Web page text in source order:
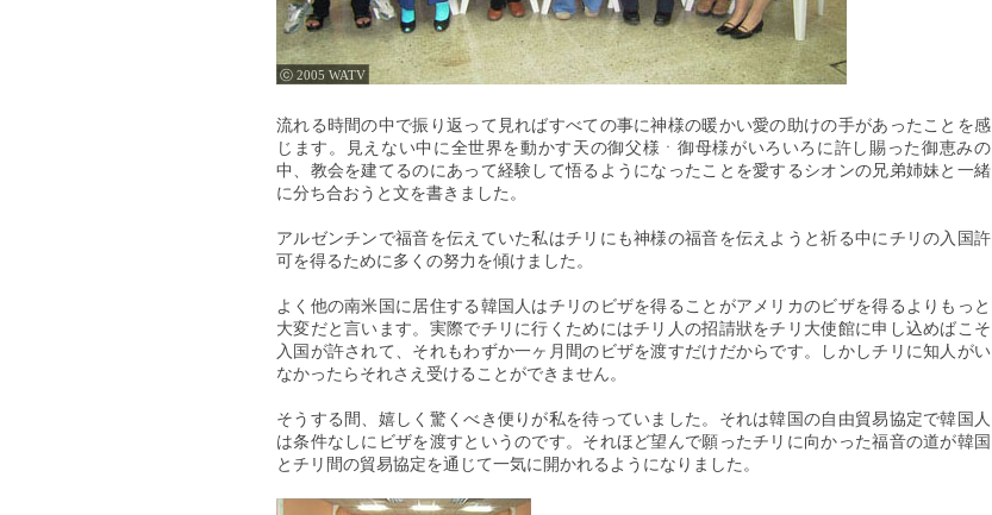
ⓒ 2005 WATV
流れる時間の中で振り返って見ればすべての事に神様の暖かい愛の助けの手があったことを感
じます。見えない中に全世界を動かす天の御父様ㆍ御母様がいろいろに許し賜った御恵みの
中、教会を建てるのにあって経験して悟るようになったことを愛するシオンの兄弟姉妹と一緒
に分ち合おうと文を書きました。
アルゼンチンで福音を伝えていた私はチリにも神様の福音を伝えようと祈る中にチリの入国許
可を得るために多くの努力を傾けました。
よく他の南米国に居住する韓国人はチリのビザを得ることがアメリカのビザを得るよりもっと
大変だと言います。実際でチリに行くためにはチリ人の招請狀をチリ大使館に申し込めばこそ
入国が許されて、それもわずか一ヶ月間のビザを渡すだけだからです。しかしチリに知人がい
なかったらそれさえ受けることができません。
そうする間、嬉しく驚くべき便りが私を待っていました。それは韓国の自由貿易協定で韓国人
は条件なしにビザを渡すというのです。それほど望んで願ったチリに向かった福音の道が韓国
とチリ間の貿易協定を通じて一気に開かれるようになりました。